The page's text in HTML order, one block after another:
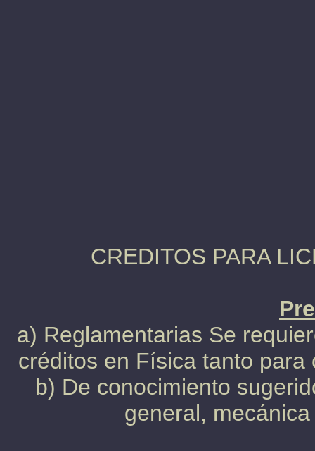
CREDITOS PARA
a) Reglamentarias Se
créditos en Física tanto
b) De conocimiento
general,